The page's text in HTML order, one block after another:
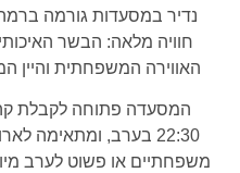
נדיר במסעדות גורמה
חוויה מלאה: הבשר
האווירה המשפחתית והיין
המסעדה פתוחה לקבלת
22:30 בערב, ומתאימה
משפחתיים או פשוט לערב